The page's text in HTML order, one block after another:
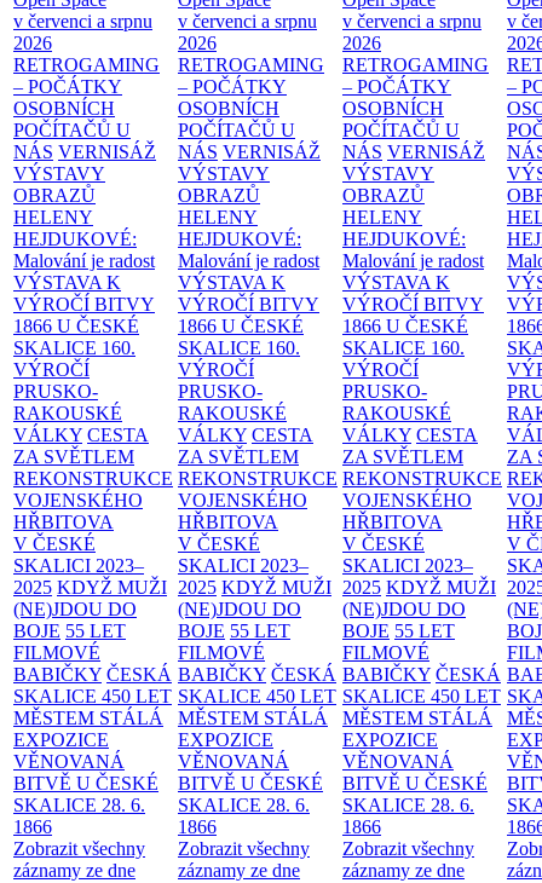
v červenci a srpnu
2026
RETROGAMING
– POČÁTKY
OSOBNÍCH
POČÍTAČŮ U
NÁS VERNISÁŽ
VÝSTAVY
OBRAZŮ
HELENY
HEJDUKOVÉ:
Malování je radost
VÝSTAVA K
VÝROČÍ BITVY
1866 U ČESKÉ
SKALICE 160.
VÝROČÍ
PRUSKO-
RAKOUSKÉ
VÁLKY CESTA
ZA SVĚTLEM
REKONSTRUKCE
VOJENSKÉHO
HŘBITOVA
V ČESKÉ
SKALICI 2023–
2025 KDYŽ MUŽI
(NE)JDOU DO
BOJE 55 LET
FILMOVÉ
BABIČKY ČESKÁ
SKALICE 450 LET
MĚSTEM STÁLÁ
EXPOZICE
VĚNOVANÁ
BITVĚ U ČESKÉ
SKALICE 28. 6.
1866
Zobrazit všechny
záznamy ze dne
v červenci a srpnu
2026
RETROGAMING
– POČÁTKY
OSOBNÍCH
POČÍTAČŮ U
NÁS VERNISÁŽ
VÝSTAVY
OBRAZŮ
HELENY
HEJDUKOVÉ:
Malování je radost
VÝSTAVA K
VÝROČÍ BITVY
1866 U ČESKÉ
SKALICE 160.
VÝROČÍ
PRUSKO-
RAKOUSKÉ
VÁLKY CESTA
ZA SVĚTLEM
REKONSTRUKCE
VOJENSKÉHO
HŘBITOVA
V ČESKÉ
SKALICI 2023–
2025 KDYŽ MUŽI
(NE)JDOU DO
BOJE 55 LET
FILMOVÉ
BABIČKY ČESKÁ
SKALICE 450 LET
MĚSTEM STÁLÁ
EXPOZICE
VĚNOVANÁ
BITVĚ U ČESKÉ
SKALICE 28. 6.
1866
Zobrazit všechny
záznamy ze dne
v červenci a srpnu
2026
RETROGAMING
– POČÁTKY
OSOBNÍCH
POČÍTAČŮ U
NÁS VERNISÁŽ
VÝSTAVY
OBRAZŮ
HELENY
HEJDUKOVÉ:
Malování je radost
VÝSTAVA K
VÝROČÍ BITVY
1866 U ČESKÉ
SKALICE 160.
VÝROČÍ
PRUSKO-
RAKOUSKÉ
VÁLKY CESTA
ZA SVĚTLEM
REKONSTRUKCE
VOJENSKÉHO
HŘBITOVA
V ČESKÉ
SKALICI 2023–
2025 KDYŽ MUŽI
(NE)JDOU DO
BOJE 55 LET
FILMOVÉ
BABIČKY ČESKÁ
SKALICE 450 LET
MĚSTEM STÁLÁ
EXPOZICE
VĚNOVANÁ
BITVĚ U ČESKÉ
SKALICE 28. 6.
1866
Zobrazit všechny
záznamy ze dne
v
–
ZA
V